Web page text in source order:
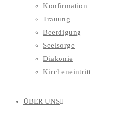
Konfirmation
Trauung
Beerdigung
Seelsorge
Diakonie
Kircheneintritt
ÜBER UNS